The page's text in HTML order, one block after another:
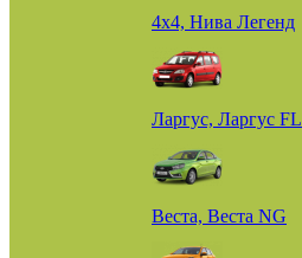
4х4, Нива Легенд
Ларгус, Ларгус FL
Веста, Веста NG